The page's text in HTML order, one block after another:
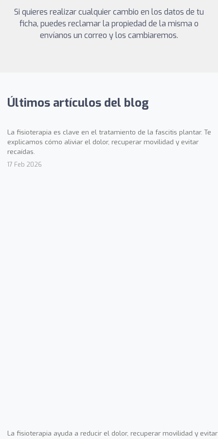
Si quieres realizar cualquier cambio en los datos de tu
ficha, puedes reclamar la propiedad de la misma o
envíanos un correo y los cambiaremos.
Últimos artículos del blog
La fisioterapia es clave en el tratamiento de la fascitis plantar. Te
explicamos cómo aliviar el dolor, recuperar movilidad y evitar
recaídas.
17 Feb 2026
La fisioterapia ayuda a reducir el dolor, recuperar movilidad y evitar